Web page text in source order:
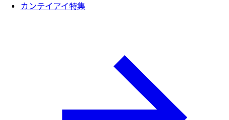
カンテイアイ特集